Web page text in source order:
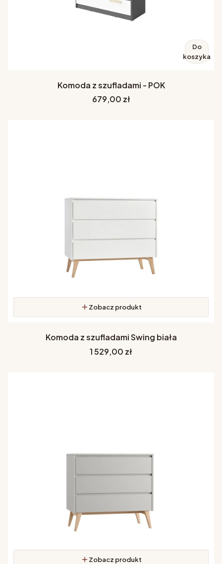
Do
koszyka
Komoda z szufladami - POK
Cena
679,00 zł
Zobacz produkt
Komoda z szufladami Swing biała
Cena
1 529,00 zł
Zobacz produkt